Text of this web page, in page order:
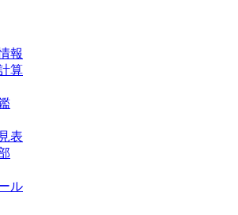
報
算
表
ル